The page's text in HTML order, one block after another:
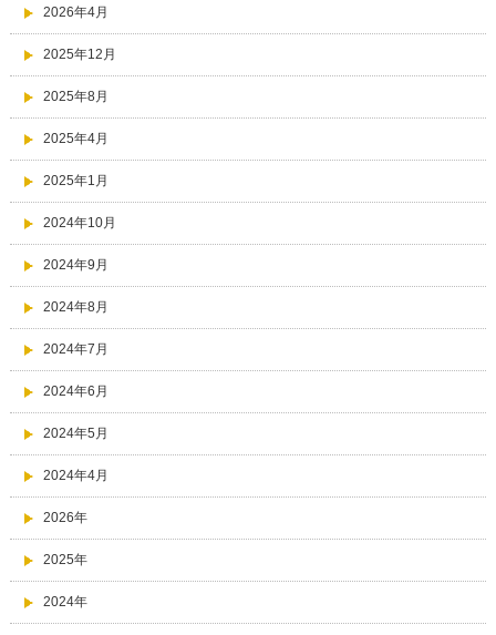
2026年4月
2025年12月
2025年8月
2025年4月
2025年1月
2024年10月
2024年9月
2024年8月
2024年7月
2024年6月
2024年5月
2024年4月
2026年
2025年
2024年